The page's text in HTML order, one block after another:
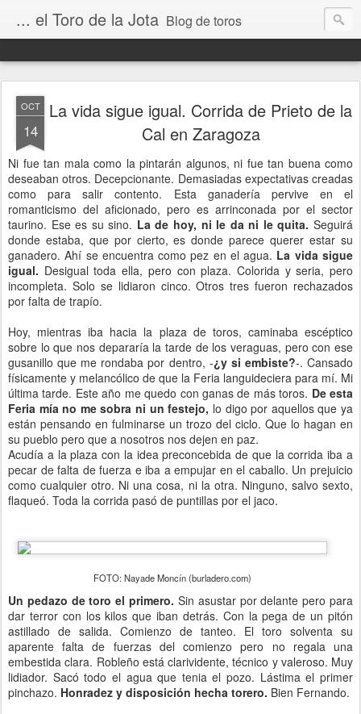
... el Toro de la Jota Blog de toros
OCT
14
La vida sigue igual. Corrida de Prieto de la
Cal en Zaragoza
Ni fue tan mala como la pintarán algunos, ni fue tan buena como
deseaban otros. Decepcionante. Demasiadas expectativas creadas
como para salir contento. Esta ganadería pervive en el
romanticismo del aficionado, pero es arrinconada por el sector
taurino. Ese es su sino. La de hoy, ni le da ni le quita.Seguirá
donde estaba, que por cierto, es donde parece querer estar su
ganadero. Ahí se encuentra como pez en el agua. La vida sigue
igual. Desigual toda ella, pero con plaza. Colorida y seria, pero
incompleta. Solo se lidiaron cinco. Otros tres fueron rechazados
por falta de trapío.
Hoy, mientras iba hacia la plaza de toros, caminaba escéptico
sobre lo que nos depararía la tarde de los veraguas, pero con ese
gusanillo que me rondaba por dentro, -¿y si embiste?-. Cansado
físicamente y melancólico de que la Feria languideciera para mí. Mi
última tarde. Este año me quedo con ganas de más toros. De esta
Feria mía no me sobra ni un festejo, lo digo por aquellos que ya
están pensando en fulminarse un trozo del ciclo. Que lo hagan en
su pueblo pero que a nosotros nos dejen en paz.
Acudía a la plaza con la idea preconcebida de que la corrida iba a
pecar de falta de fuerza e iba a empujar en el caballo. Un prejuicio
como cualquier otro. Ni una cosa, ni la otra. Ninguno, salvo sexto,
flaqueó. Toda la corrida pasó de puntillas por el jaco.
FOTO: Nayade Moncín (burladero.com)
Un pedazo de toro el primero. Sin asustar por delante pero para
dar terror con los kilos que iban detrás. Con la pega de un pitón
astillado de salida. Comienzo de tanteo. El toro solventa su
aparente falta de fuerzas del comienzo pero no regala una
embestida clara. Robleño está clarividente, técnico y valeroso. Muy
lidiador. Sacó todo el agua que tenia el pozo. Lástima el primer
pinchazo. Honradez y disposición hecha torero. Bien Fernando.